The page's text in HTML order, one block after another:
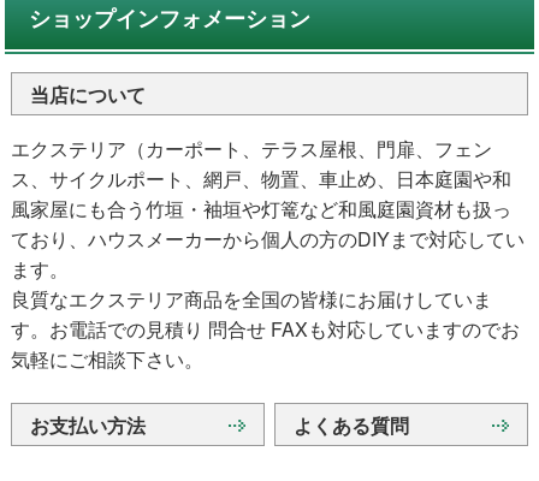
ショップインフォメーション
当店について
エクステリア（カーポート、テラス屋根、門扉、フェン
ス、サイクルポート、網戸、物置、車止め、日本庭園や和
風家屋にも合う竹垣・袖垣や灯篭など和風庭園資材も扱っ
ており、ハウスメーカーから個人の方のDIYまで対応してい
ます。
良質なエクステリア商品を全国の皆様にお届けしていま
す。お電話での見積り 問合せ FAXも対応していますのでお
気軽にご相談下さい。
お支払い方法 よくある質問